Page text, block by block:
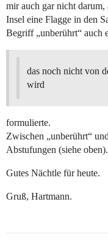
mir auch gar nicht darum,
Insel eine Flagge in den
Begriff „unberührt“ auch
das noch nicht von
wird
formulierte.
Zwischen „unberührt“
Abstufungen (siehe oben).
Gutes Nächtle für heute.
Gruß, Hartmann.